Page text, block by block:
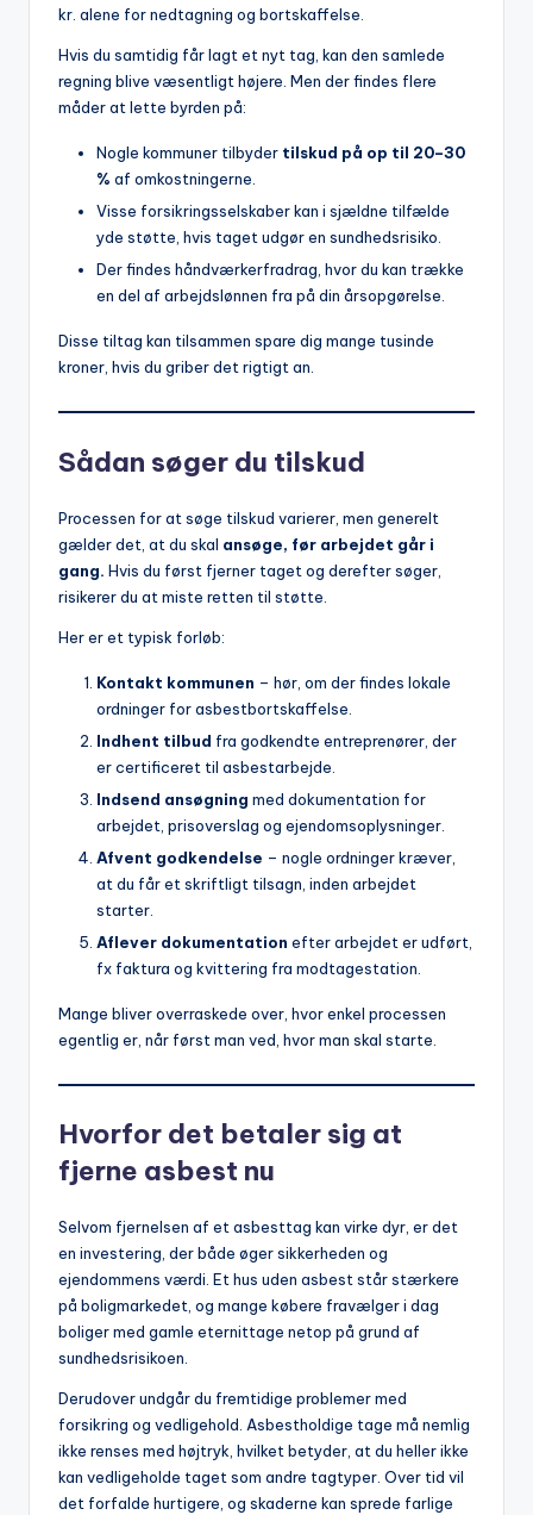
kr. alene for nedtagning og bortskaffelse.
Hvis du samtidig får lagt et nyt tag, kan den samlede
regning blive væsentligt højere. Men der findes flere
måder at lette byrden på:
Nogle kommuner tilbyder tilskud på op til 20–30
% af omkostningerne.
Visse forsikringsselskaber kan i sjældne tilfælde
yde støtte, hvis taget udgør en sundhedsrisiko.
Der findes håndværkerfradrag, hvor du kan trække
en del af arbejdslønnen fra på din årsopgørelse.
Disse tiltag kan tilsammen spare dig mange tusinde
kroner, hvis du griber det rigtigt an.
Sådan søger du tilskud
Processen for at søge tilskud varierer, men generelt
gælder det, at du skal ansøge, før arbejdet går i
gang. Hvis du først fjerner taget og derefter søger,
risikerer du at miste retten til støtte.
Her er et typisk forløb:
Kontakt kommunen – hør, om der findes lokale
ordninger for asbestbortskaffelse.
Indhent tilbud fra godkendte entreprenører, der
er certificeret til asbestarbejde.
Indsend ansøgning med dokumentation for
arbejdet, prisoverslag og ejendomsoplysninger.
Afvent godkendelse – nogle ordninger kræver,
at du får et skriftligt tilsagn, inden arbejdet
starter.
Aflever dokumentation efter arbejdet er udført,
fx faktura og kvittering fra modtagestation.
Mange bliver overraskede over, hvor enkel processen
egentlig er, når først man ved, hvor man skal starte.
Hvorfor det betaler sig at
fjerne asbest nu
Selvom fjernelsen af et asbesttag kan virke dyr, er det
en investering, der både øger sikkerheden og
ejendommens værdi. Et hus uden asbest står stærkere
på boligmarkedet, og mange købere fravælger i dag
boliger med gamle eternittage netop på grund af
sundhedsrisikoen.
Derudover undgår du fremtidige problemer med
forsikring og vedligehold. Asbestholdige tage må nemlig
ikke renses med højtryk, hvilket betyder, at du heller ikke
kan vedligeholde taget som andre tagtyper. Over tid vil
det forfalde hurtigere, og skaderne kan sprede farlige